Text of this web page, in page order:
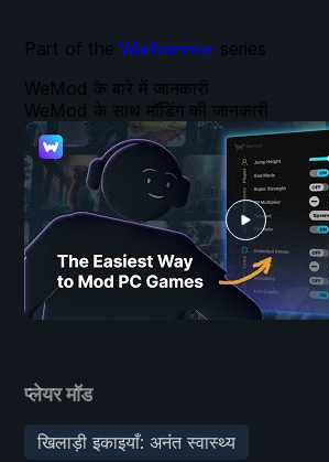
प्लेयर मॉड
खिलाड़ी इकाइयाँ: अनंत स्वास्थ्य
WeMod के बारे में जानकारी
WeMod के साथ मॉडिंग की जानकारी
Part of the Warhammer series